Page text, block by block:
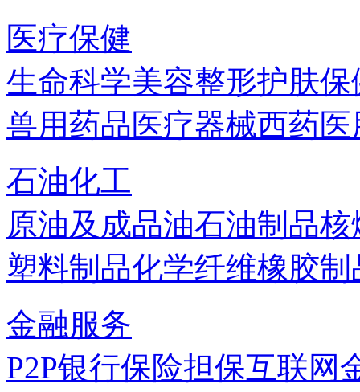
医疗保健
生命科学美容整形护肤保
兽用药品医疗器械西药
石油化工
原油及成品油石油制品核
塑料制品化学纤维橡胶制
金融服务
P2P银行保险担保互联网